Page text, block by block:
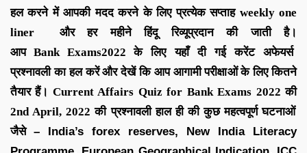
हल करने में आपकी मदद करने के लिएप्रत्येक सप्ताह weekly one
liner और हर महीनेहिंदू रिव्यूप्रदान की जाती है।
आपBankExams2022के लिए यहाँ दी गई करेंट अफेयर्स
प्रश्नावलीका हल करें और देखें कि आप आगामी परीक्षाओं के लिए कितने
तैयार हैं। Current Affairs Quiz for Bank Exams 2022की
2nd April, 2022कीप्रश्नावली हाल ही की कुछ महत्वपूर्ण घटनाओं
जैसे – India’s forex reserves, New India Literacy